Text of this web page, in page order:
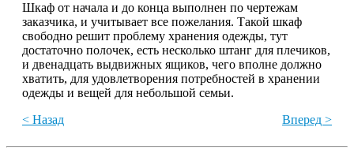
Шкаф от начала и до конца выполнен по чертежам
заказчика, и учитывает все пожелания. Такой шкаф
свободно решит проблему хранения одежды, тут
достаточно полочек, есть несколько штанг для плечиков,
и двенадцать выдвижных ящиков, чего вполне должно
хватить, для удовлетворения потребностей в хранении
одежды и вещей для небольшой семьи.
< Назад
Вперед >